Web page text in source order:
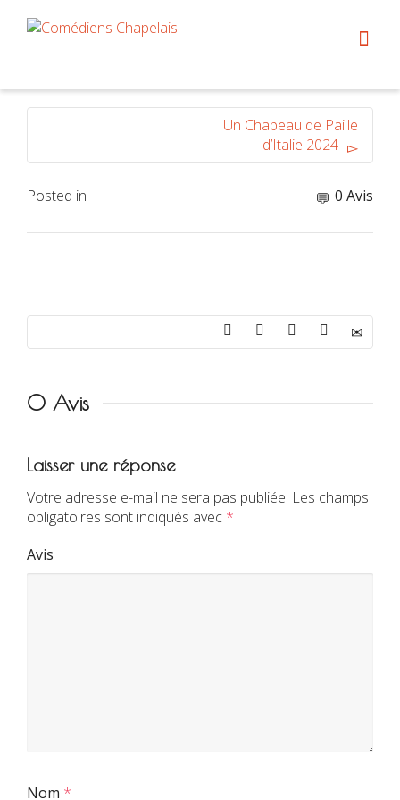
Un Chapeau de Paille
d’Italie 2024
Posted in 0 Avis
0 Avis
Laisser une réponse
Votre adresse e-mail ne sera pas publiée. Les champs
obligatoires sont indiqués avec *
Avis
Nom *